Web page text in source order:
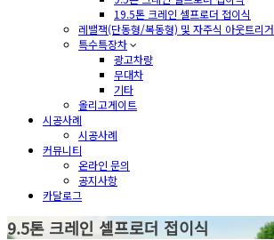
19.5톤 크레인 셀프로더 접이식
레밸잭(단동형/복동형) 및 자주식 아웃트리거
특수특장차
광고차량
무대차
기타
올리고게이트
시공사례
시공사례
커뮤니티
온라인 문의
공지사항
카달로그
9.5톤 크레인 셀프로더 접이식